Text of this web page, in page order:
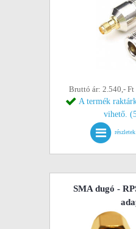
Bruttó ár: 2.540,-
A termék
vihető.
részletek
SMA dugó -